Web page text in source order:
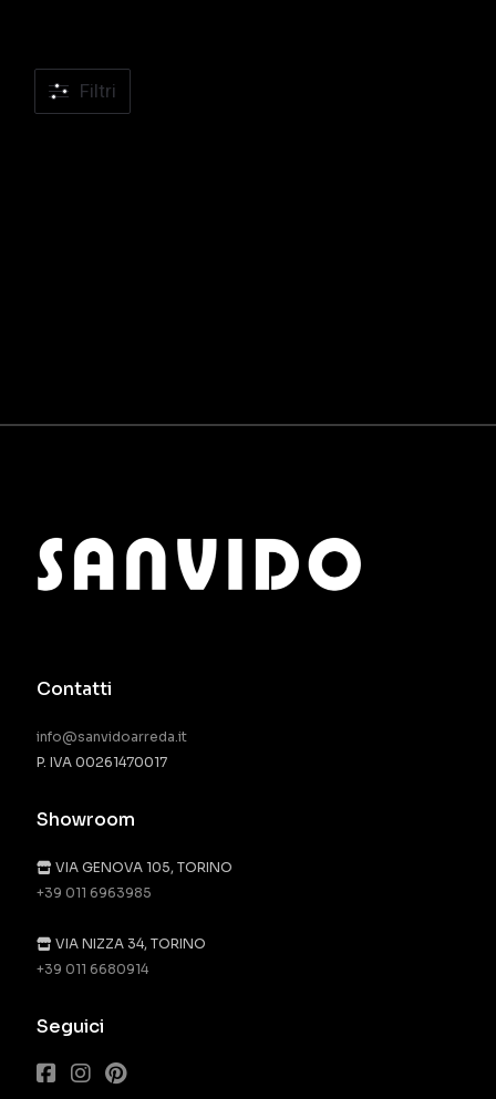
Filtri
Contatti
info@sanvidoarreda.it
P. IVA 00261470017
Showroom
VIA GENOVA 105, TORINO
+39 011 6963985
VIA NIZZA 34, TORINO
+39 011 6680914
Seguici